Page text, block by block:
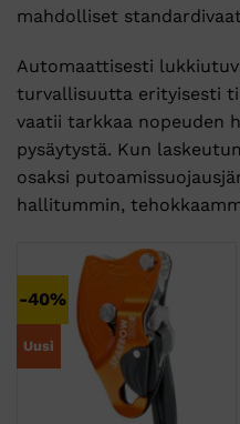
mahdolliset
Automaattisesti
turvallisuutta erityisesti
vaatii tarkkaa nopeuden
pysäytystä. Kun
osaksi
hallitummin,
-40%
Uusi